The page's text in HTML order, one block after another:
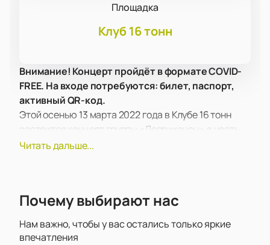
Площадка
Клуб 16 тонн
Внимание! Концерт пройдёт в формате COVID-
FREE. На входе потребуются: билет, паспорт,
активный QR-код.
Этой осенью 13 марта 2022 года в Клубе 16 тонн
состоится концерт группы «Леприконсы» в честь
25-летия музыкального коллектива.
Дата основания группы - сентябрь 1996 года, когда
собрались в Минске. Музыкальный стиль группы
Читать дальше...
Почему выбирают нас
Нам важно, чтобы у вас остались только яркие
впечатления